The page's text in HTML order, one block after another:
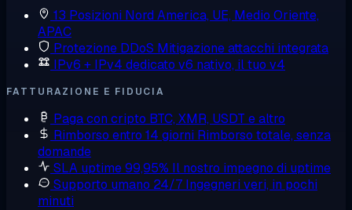
13 Posizioni Nord America, UE, Medio Oriente,
APAC
Protezione DDoS Mitigazione attacchi integrata
IPv6 + IPv4 dedicato v6 nativo, il tuo v4
FATTURAZIONE E FIDUCIA
Paga con cripto BTC, XMR, USDT e altro
Rimborso entro 14 giorni Rimborso totale, senza
domande
SLA uptime 99,95% Il nostro impegno di uptime
Supporto umano 24/7 Ingegneri veri, in pochi
minuti